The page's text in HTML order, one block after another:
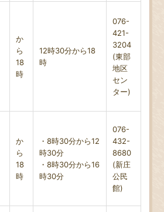
か
ら
18
時
12時30分から18
時
076-
421-
3204
(東部
地区
セン
ター)
か
ら
18
時
・8時30分から12
時30分
・8時30分から16
時30分
076-
432-
8680
(新庄
公民
館)